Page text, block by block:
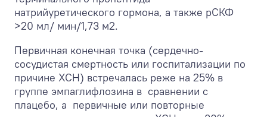
натрийуретического гормона, а также рСКФ
>20 мл/ мин/1,73 м2.
Первичная конечная точка (сердечно-
сосудистая смертность или госпитализации по
причине ХСН) встречалась реже на 25% в
группе эмпаглифлозина в сравнении с
плацебо, а первичные или повторные